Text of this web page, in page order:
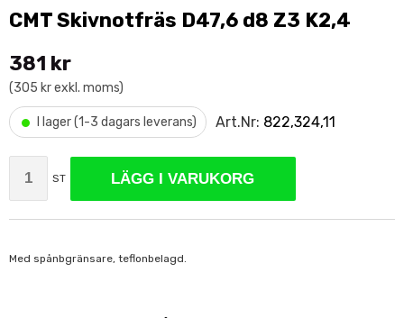
CMT Skivnotfräs D47,6 d8 Z3 K2,4
381 kr
(305 kr exkl. moms)
• I lager (1-3 dagars leverans) Art.Nr: 822,324,11
ST LÄGG I VARUKORG
Med spånbgränsare, teflonbelagd.